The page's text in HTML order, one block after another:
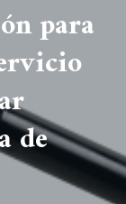
para
de